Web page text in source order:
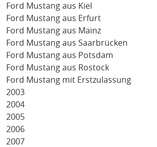
Ford Mustang aus Kiel
Ford Mustang aus Erfurt
Ford Mustang aus Mainz
Ford Mustang aus Saarbrücken
Ford Mustang aus Potsdam
Ford Mustang aus Rostock
Ford Mustang mit Erstzulassung
2003
2004
2005
2006
2007